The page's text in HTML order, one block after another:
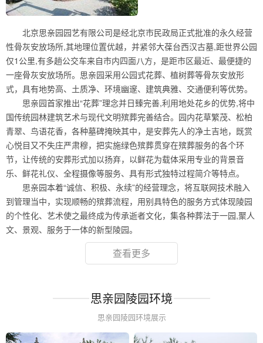
北京思亲园园艺有限公司是经北京市民政局正式批准的永久经营
性骨灰安放场所,其地理位置优越，并紧邻大葆台西汉古墓,距世界公园
仅1公里,有多趟公交车来自市内四面八方，是距市区最近、最便捷的
一座骨灰安放场所。思亲园采用公园式花葬、植树葬等骨灰安放形
式，具有地势高、土质净、环境幽邃、建筑典雅、交通便利等优势。
思亲园首家推出“花葬”理念并日臻完善,利用地处花乡的优势,将中
国传统园林建筑艺术与现代文明殡葬完善结合。园内花草繁茂、松柏
青翠、鸟语花香，各种墓碑掩映其中，是安葬先人的净土吉地，既赏
心悦目又不失庄严肃穆，把实施绿色殡葬贯穿在殡葬服务的各个环
节，让传统的安葬形式加以扬弃，以鲜花为载体采用专业的背景音
乐、鲜花礼仪、全程摄像等服务、具有形式独特过程简介等特点。
思亲园本着“诚信、积极、永续”的经营理念，将互联网技术融入
到管理当中，实现顺畅的殡葬流程，用别具特色的服务方式体现陵园
的个性化、艺术使之最终成为传承逝者文化，集各种葬法于一园,聚人
文、景观、服务于一体的新型陵园。
查看更多
思亲园陵园环境
思亲园陵园环境展示